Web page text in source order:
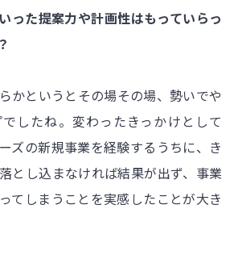
った提案力や計画性はもっていらっ
かというとその場その場、勢いでや
したね。変わったきっかけとして
ズの新規事業を経験するうちに、き
とし込まなければ結果が出ず、事業
てしまうことを実感したことが大き